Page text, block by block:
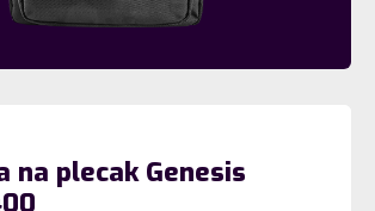
na plecak Genesis